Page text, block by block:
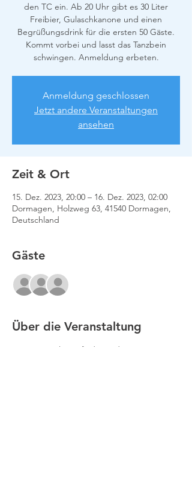
den TC ein. Ab 20 Uhr gibt es 30 Liter
Freibier, Gulaschkanone und einen
Begrüßungsdrink für die ersten 50 Gäste.
Kommt vorbei und lasst das Tanzbein
schwingen. Anmeldung erbeten.
Anmeldung geschlossen
Jetzt andere Veranstaltungen
ansehen
Zeit & Ort
15. Dez. 2023, 20:00 – 16. Dez. 2023, 02:00
Dormagen, Holzweg 63, 41540 Dormagen,
Deutschland
Gäste
Über die Veranstaltung
Die Veranstaltung findet in der